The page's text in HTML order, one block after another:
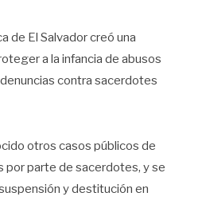
de El Salvador creó una
a la infancia de abusos
contra sacerdotes
otros casos públicos de
por parte de sacerdotes, y se
y destitución en